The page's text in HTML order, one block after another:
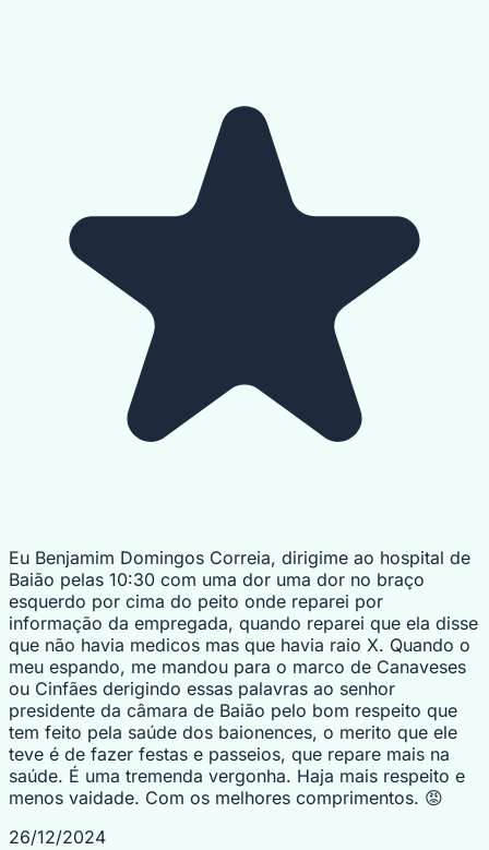
Eu Benjamim Domingos Correia, dirigime ao hospital de
Baião pelas 10:30 com uma dor uma dor no braço
esquerdo por cima do peito onde reparei por
informação da empregada, quando reparei que ela disse
que não havia medicos mas que havia raio X. Quando o
meu espando, me mandou para o marco de Canaveses
ou Cinfães derigindo essas palavras ao senhor
presidente da câmara de Baião pelo bom respeito que
tem feito pela saúde dos baionences, o merito que ele
teve é de fazer festas e passeios, que repare mais na
saúde. É uma tremenda vergonha. Haja mais respeito e
menos vaidade. Com os melhores comprimentos. 😡
26/12/2024